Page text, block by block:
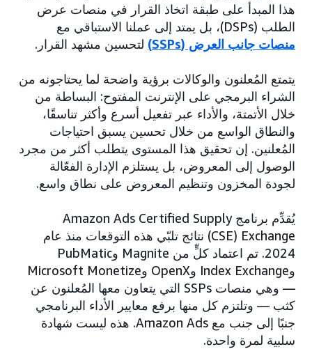
هذا المبدأ على طبقة اتخاذ القرار في منصات عرض
الطلب (DSPs)، بل يمتد إلى عملنا الاستباقي مع
منصات جانب العرض (SSPs)
لتحسين مشهد القرار.
يتمتع المُعلنون والوكالات برؤية واضحة لما يحتاجونه من
الشراء البرمجي على الإنترنت المفتوح: البساطة من
خلال الأتمتة، والأداء عبر تفعيل أسرع وأكثر تناسقًا،
والنطاق الواسع من خلال تحسين يسبق احتياجات
المُعلنين. إن تحقيق هذا المستوى يتطلب أكثر من مجرد
الوصول إلى المعروض، بل يستلزم الإدارة الفعّالة
لجودة المخزون وتنظيم المعروض على نطاق واسع.
يُقدِّم برنامج Amazon Ads Certified Supply
Exchange ‏(CSE) نتائج تلبّي هذه التوقعات منذ عام
2024. تم اعتماد كلٍّ من Magnite وPubMatic
وIndex Exchange وOpenX وMicrosoft Monetize
— وهي منصات SSPs التي يتعاون معها المُعلنون عن
كثب — وتلتزم كل منها برفع معايير الأداء البرنامجي
جنبًا إلى جنب مع Amazon Ads. هذه ليست شهادة
سلبية لمرة واحدة.